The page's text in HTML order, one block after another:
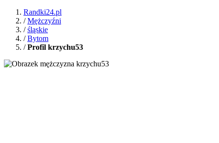
Randki24.pl
/Mężczyźni
/śląskie
/Bytom
/Profil krzychu53